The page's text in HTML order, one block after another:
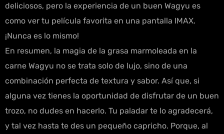
deliciosos, pero la experiencia de un buen Wagyu es
como ver tu película favorita en una pantalla IMAX.
¡Nunca es lo mismo!
En resumen, la magia de la grasa marmoleada en la
carne Wagyu no se trata solo de lujo, sino de una
combinación perfecta de textura y sabor. Así que, si
alguna vez tienes la oportunidad de disfrutar de un buen
trozo, no dudes en hacerlo. Tu paladar te lo agradecerá,
y tal vez hasta te des un pequeño capricho. Porque, al